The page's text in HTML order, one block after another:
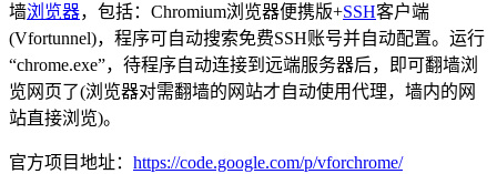
墙浏览器，包括：Chromium浏览器便携版+SSH客户端
(Vfortunnel)，程序可自动搜索免费SSH账号并自动配置。运行
“chrome.exe”，待程序自动连接到远端服务器后，即可翻墙浏
览网页了(浏览器对需翻墙的网站才自动使用代理，墙内的网
站直接浏览)。
官方项目地址： https://code.google.com/p/vforchrome/